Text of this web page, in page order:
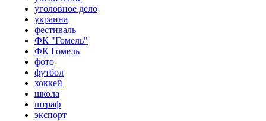
уголовное дело
украина
фестиваль
ФК "Гомель"
ФК Гомель
фото
футбол
хоккей
школа
штраф
экспорт